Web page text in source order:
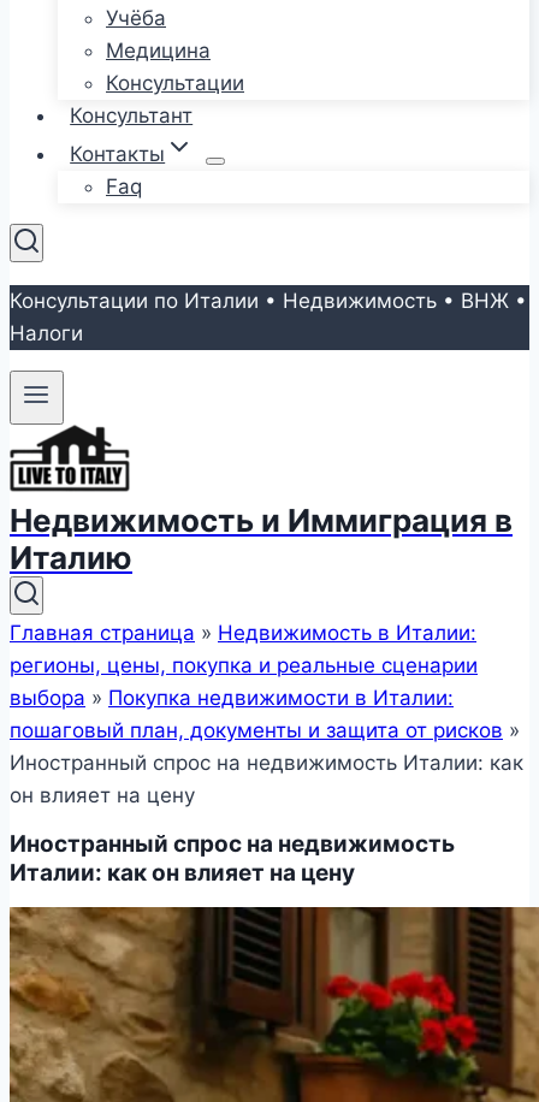
Учёба
Медицина
Консультации
Консультант
Контакты
Faq
Консультации по Италии • Недвижимость • ВНЖ •
Налоги
Недвижимость и Иммиграция в
Италию
Главная страница » Недвижимость в Италии:
регионы, цены, покупка и реальные сценарии
выбора » Покупка недвижимости в Италии:
пошаговый план, документы и защита от рисков »
Иностранный спрос на недвижимость Италии: как
он влияет на цену
Иностранный спрос на недвижимость
Италии: как он влияет на цену